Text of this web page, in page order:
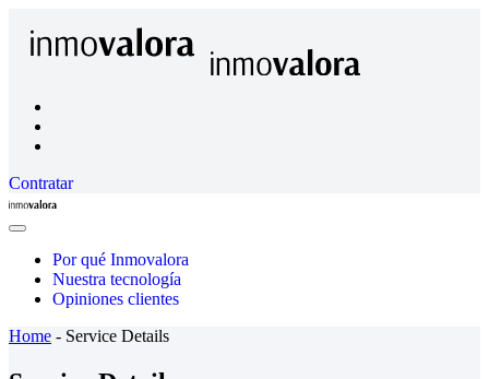
Contratar
Inmovalora
Close
Por qué Inmovalora
Nuestra tecnología
Opiniones clientes
Home - Service Details